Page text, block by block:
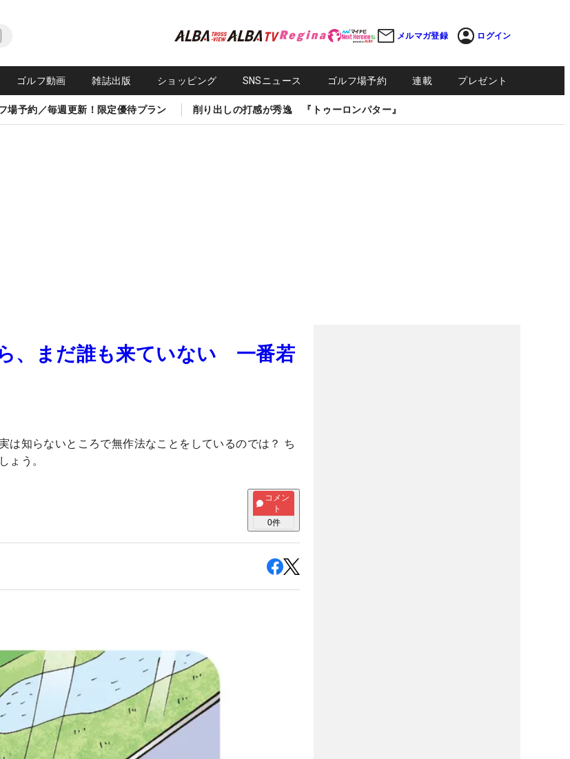
メルマガ登録 ログイン
ゴルフ動画 雑誌出版 ショッピング SNSニュース ゴルフ場予約 連載 プレゼント
場予約／毎週更新！限定優待プラン 削り出しの打感が秀逸 『トゥーロンパター』
、まだ誰も来ていない 一番若
は知らないところで無作法なことをしているのでは？ ち
ょう。
コメン
ト
0件